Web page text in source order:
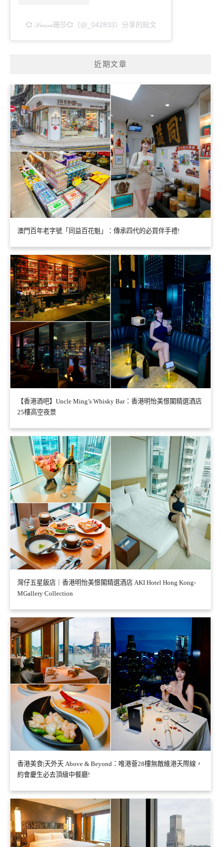
💞 𝒮𝒶𝓃𝓈𝒶珊莎💞（@_042833）分享的貼文
近期文章
澳門百年老字號「同益百花魁」：傳承四代的必買伴手禮!
【香港酒吧】Uncle Ming’s Whisky Bar：香港明怡美憬閣精選酒店
25樓高空夜景
灣仔五星飯店｜香港明怡美憬閣精選酒店 AKI Hotel Hong Kong-
MGallery Collection
香港美食|天外天 Above & Beyond：唯港薈28樓無敵維港天際線，
約會慶生必去頂級中餐廳!